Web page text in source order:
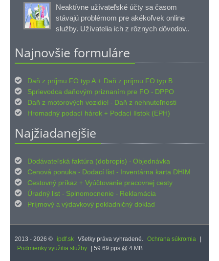
Neaktívne užívateľské účty sa časom
stávajú problémom pre akékoľvek online
služby. Užívatelia ich z rôznych dôvodov..
Najnovšie formuláre
 Daň z príjmu FO typ A + Daň z príjmu FO typ B

Sprievodca daňovým priznaním pre FO - DPPO

Daň z motorových vozidiel - Daň z nehnuteľnosti

Hromadný podací hárok + Podací lístok (EPH)
Najžiadanejšie
 Dodávateľská faktúra (dobropis) - Objednávka

Cenová ponuka - Dodací list - Inventárna karta DHIM

Cestovný príkaz + Vyúčtovanie pracovnej cesty

Úradný list - Splnomocnenie - Reklamácia

Príjmový a výdavkový pokladničný doklad
2013 - 2026 © ipdf.sk Všetky práva vyhradené. Ochrana súkromia
Podmienky využitia služby
| 59.69 pps @ 4 MB